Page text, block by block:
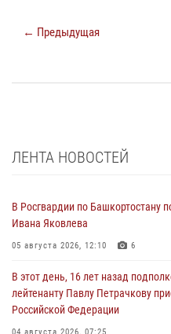
← Предыдущая
ЛЕНТА НОВОСТЕЙ
В Росгвардии по Башкортостану
Ивана Яковлева
05 августа 2026, 12:10 6
В этот день, 16 лет назад
лейтенанту Павлу Петрачкову
Российской Федерации
04 августа 2026, 07:25